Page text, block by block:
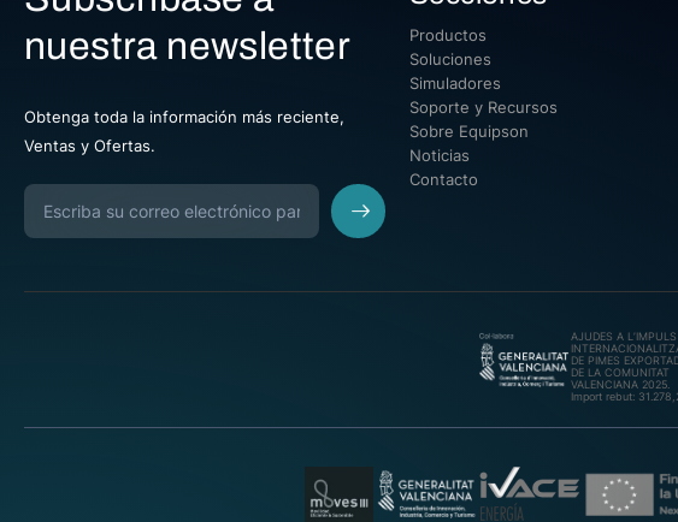
nuestra newsletter
Obtenga toda la información más reciente,
Ventas y Ofertas.
Productos
Soluciones
Simuladores
Soporte y Recursos
Sobre Equipson
Noticias
Contacto
AJUDES A
DE PIMES
DE LA COMUNITAT
VALENCIANA 2025.
Import rebut: